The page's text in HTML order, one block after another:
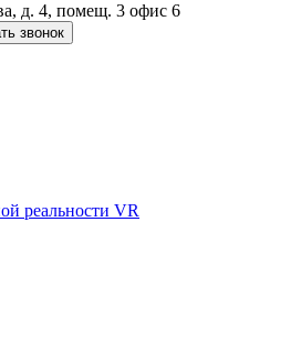
д. 4, помещ. 3 офис 6
звонок
реальности VR